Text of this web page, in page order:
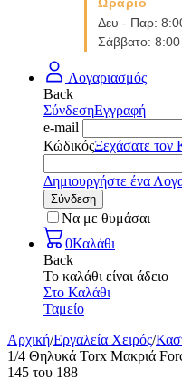
Δευ - Παρ:
Σάββατο:
Λογαριασμός
Back
ΣύνδεσηΕγγραφή
e-mail
ΚώδικόςΞεχάσατε τον
Δημιουργήστε ένα
Σύνδεση
Να με θυμάσαι
0Καλάθι
Back
Το καλάθι είναι άδειο
Στο Καλάθι
Ταμείο
Αρχική/Εργαλεία Χειρός/
1/4 Θηλυκά Torx Μακριά
145 του 188